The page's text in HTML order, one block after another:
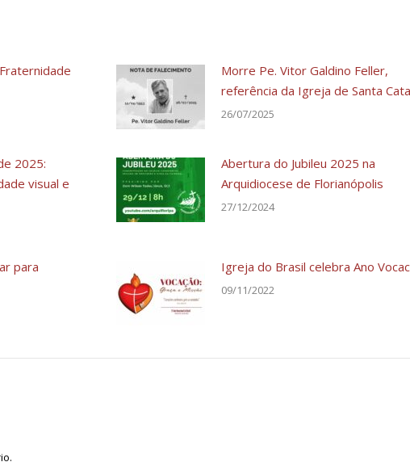
Morre Pe. Vitor Galdino Feller,
referência da Igreja de Santa
26/07/2025
2025:
visual e
Abertura do Jubileu 2025 na
Arquidiocese de Florianópolis
27/12/2024
para
Igreja do Brasil celebra Ano
09/11/2022